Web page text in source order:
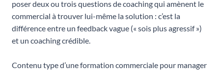
poser deux ou trois questions de coaching qui amènent le
commercial à trouver lui-même la solution : c’est la
différence entre un feedback vague (« sois plus agressif »)
et un coaching crédible.
Contenu type d’une formation commerciale pour manager